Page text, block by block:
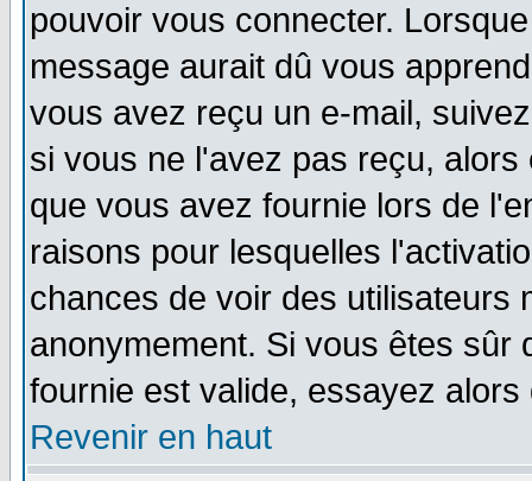
pouvoir vous connecter.
message aurait dû vous
vous avez reçu un e-mail,
si vous ne l'avez pas reçu,
que vous avez fournie lors de
raisons pour lesquelles
chances de voir des utilisateurs
anonymement. Si vous êtes sûr
fournie est valide, essayez
Revenir en haut